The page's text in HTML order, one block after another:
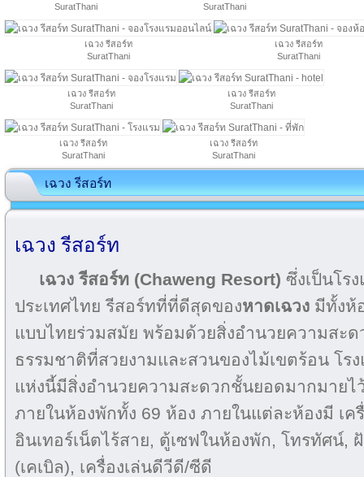
SuratThani
SuratThani
เฉวง รีสอร์ท
SuratThani
เฉวง รีสอร์ท
SuratThani
เฉวง รีสอร์ท
SuratThani
เฉวง รีสอร์ท
SuratThani
เฉวง รีสอร์ท
SuratThani
เฉวง รีสอร์ท
SuratThani
เฉวง รีสอร์ท
เฉวง รีสอร์ท
เฉวง รีสอร์ท (Chaweng Resort) ซึ่งเป็นโร
ประเทศไทย รีสอร์ทที่ที่ดีสุดของหาดเฉวง มีทั้งห้
แบบไทยร่วมสมัย พร้อมด้วยสิ่งอำนวยความสะ
ธรรมชาติที่สวยงามและสวนของไม้เขตร้อน โร
แห่งนี้มีสิ่งอำนวยความสะดวกชั้นยอดมากมายไ
ภายในห้องพักทั้ง 69 ห้อง ภายในแต่ละห้องมี เค
อินเทอร์เน็ตไร้สาย, ตู้เซฟในห้องพัก, โทรทัศน์,
(เคเบิล), เครื่องเล่นดีวีดี/ซีดี